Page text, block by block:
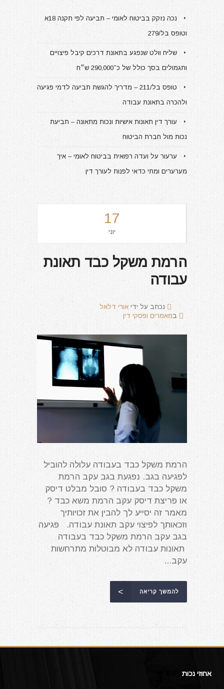
נכה נזקק בביטוח לאומי – תביעה לפי תקנה 18א
וטופס בל/279
שליח וולט שנפגע בתאונת דרכים קיבל פיצויים
ותגמולים בסך כולל של כ־290,000 ש״ח
טופס בל/211 – מדריך להגשת תביעה לדמי פגיעה
ולהכרה בתאונת עבודה
עורך דין תאונות אישיות ונכות מתאונה – תביעת
נכות מול חברת הביטוח
ערעור על ועדה רפואית בביטוח לאומי – איך
מערערים ומתי כדאי לפנות לעורך דין
17
יוני
הרמת משקל כבד תאונת
עבודה
נכתב על ידי אורי דלאל
במאמרים ופסקי דין
הרמת משקל כבד בעבודה עלולה להוביל
לפגיעה בגב. נפגעת בגב עקב הרמת
משקל כבד בעבודה ? סובל מבלט דיסק
או פריצת דיסק עקב הרמת משא כבד ?
מאמר זה יסייע לך להבין את זכויותיך
וזכאותך לפיצוי עקב תאונת עבודה. פגיעה
בגב עקב הרמת משקל כבד בעבודה
תאונות עבודה לא מבוטלות מתרחשות
עקב...
להמשך קריאה
אחוזי נכות